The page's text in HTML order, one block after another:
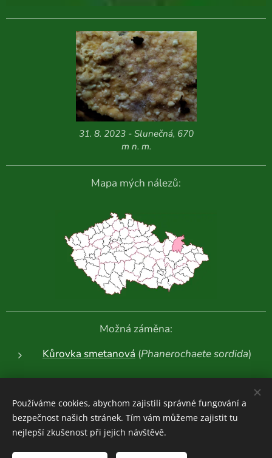
31. 8. 2023 - Slunečná, 670
m n. m.
Mapa mých nálezů:
Možná záměna:
Kůrovka smetanová (Phanerochaete sordida)
Další fotografie:
Houboviny © 2020-2026
Používáme cookies, abychom zajistili správné fungování a
bezpečnost našich stránek. Tím vám můžeme zajistit tu
nejlepší zkušenost při jejich návštěvě.